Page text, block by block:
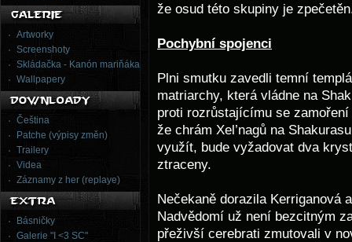
Artworky
Screenshoty
Skládačka - Kanón mariňáka
Wallpapery
Čeština
Patche (výpisy změn)
Trailery
Videa
Záznamy z her (replaye)
Básničky
Galerie "I <3 SC"
že osud této skupiny je
Pochybní spojenci
Plni smutku zavedli temní
matriarchy, která vládne na
proti rozrůstajícímu se
že chrám Xel’nagů na
využít, bude vyžadovat dva
ztraceny.
Nečekaně dorazila Kerriganová
Nadvědomí už není bezcitným
přeživší cerebrati zmutovali v